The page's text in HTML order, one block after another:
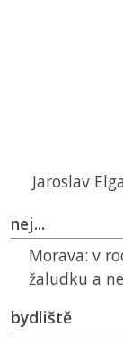
Jaroslav
nej...
Morava: v
žaludku a
bydliště